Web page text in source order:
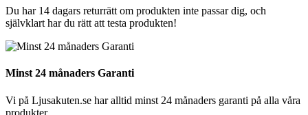
Du har 14 dagars returrätt om produkten inte passar dig, och
självklart har du rätt att testa produkten!
Minst 24 månaders Garanti
Vi på Ljusakuten.se har alltid minst 24 månaders garanti på alla våra
produkter.